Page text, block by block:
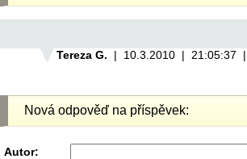
Tereza G. | 10.3.2010 | 21:05:37 |
Nová odpověď na příspěvek:
Autor: